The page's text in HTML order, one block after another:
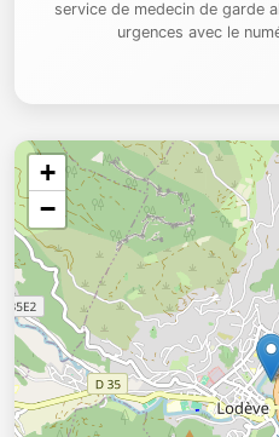
service de medecin de garde
urgences avec le
+
−